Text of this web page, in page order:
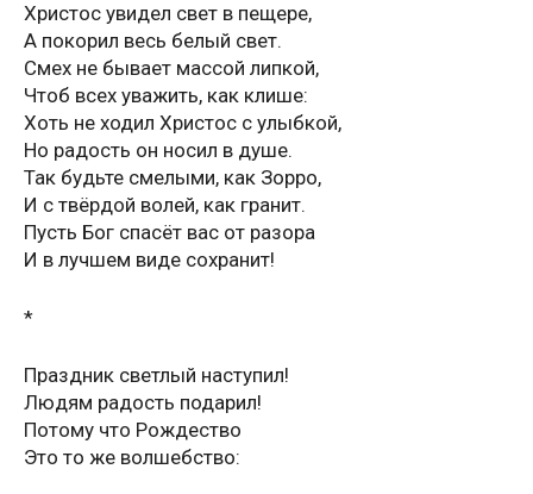
Христос увидел свет в пещере,
А покорил весь белый свет.
Смех не бывает массой липкой,
Чтоб всех уважить, как клише:
Хоть не ходил Христос с улыбкой,
Но радость он носил в душе.
Так будьте смелыми, как Зорро,
И с твёрдой волей, как гранит.
Пусть Бог спасёт вас от разора
И в лучшем виде сохранит!
*
Праздник светлый наступил!
Людям радость подарил!
Потому что Рождество
Это то же волшебство: